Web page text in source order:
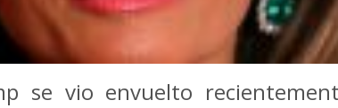
se vio envuelto